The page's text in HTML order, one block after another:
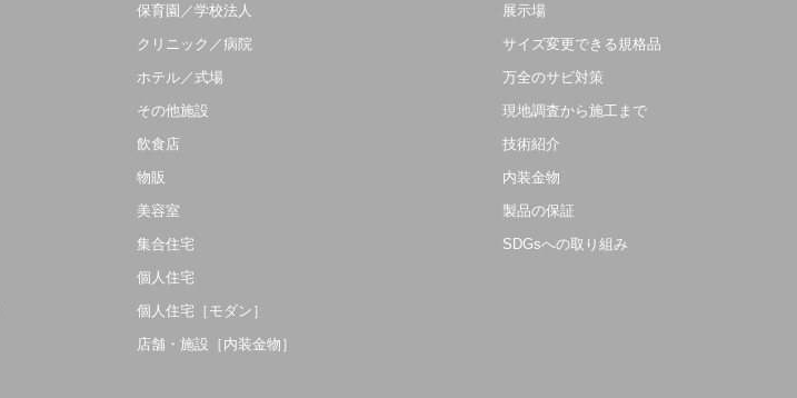
保育園／学校法人
クリニック／病院
ホテル／式場
その他施設
飲食店
物販
美容室
集合住宅
個人住宅
個人住宅［モダン］
店舗・施設［内装金物］
展示場
サイズ変更できる規格品
万全のサビ対策
現地調査から施工まで
技術紹介
内装金物
製品の保証
SDGsへの取り組み